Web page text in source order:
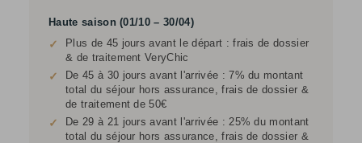
Haute saison (01/10 – 30/04)
✓
Plus de 45 jours avant le départ : frais de dossier
& de traitement VeryChic
✓
De 45 à 30 jours avant l'arrivée : 7% du montant
total du séjour hors assurance, frais de dossier &
de traitement de 50€
✓
De 29 à 21 jours avant l'arrivée : 25% du montant
total du séjour hors assurance, frais de dossier &